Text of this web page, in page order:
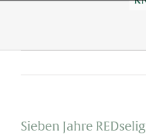
Sieben Jahre REDselig